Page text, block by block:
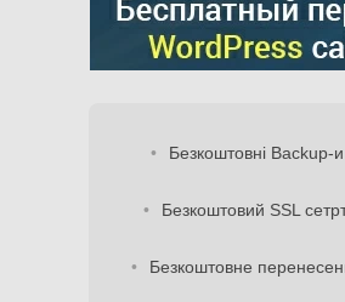
Безкоштовні Backup-
Безкоштовий SSL
Безкоштовне